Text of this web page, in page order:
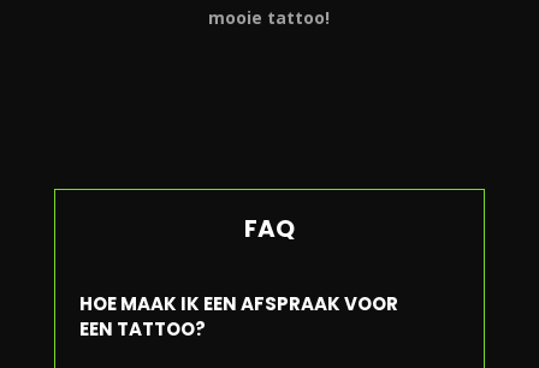
mooie tattoo!
FAQ
HOE MAAK IK EEN AFSPRAAK VOOR
EEN TATTOO?